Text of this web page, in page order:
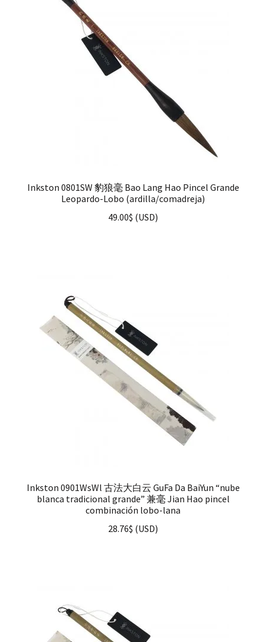
Inkston 0801SW 豹狼毫 Bao Lang Hao Pincel Grande
Leopardo-Lobo (ardilla/comadreja)
49.00$ (USD)
Inkston 0901WsWl 古法大白云 GuFa Da BaiYun “nube
blanca tradicional grande” 兼毫 Jian Hao pincel
combinación lobo-lana
28.76$ (USD)